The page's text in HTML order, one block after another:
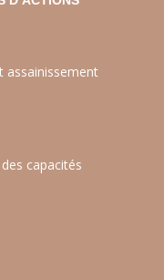
assainissement
capacités